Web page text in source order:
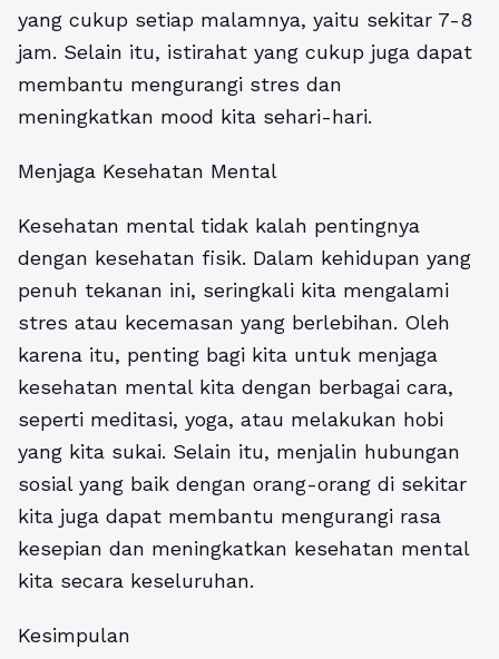
yang cukup setiap malamnya, yaitu sekitar 7-8
jam. Selain itu, istirahat yang cukup juga dapat
membantu mengurangi stres dan
meningkatkan mood kita sehari-hari.
Menjaga Kesehatan Mental
Kesehatan mental tidak kalah pentingnya
dengan kesehatan fisik. Dalam kehidupan yang
penuh tekanan ini, seringkali kita mengalami
stres atau kecemasan yang berlebihan. Oleh
karena itu, penting bagi kita untuk menjaga
kesehatan mental kita dengan berbagai cara,
seperti meditasi, yoga, atau melakukan hobi
yang kita sukai. Selain itu, menjalin hubungan
sosial yang baik dengan orang-orang di sekitar
kita juga dapat membantu mengurangi rasa
kesepian dan meningkatkan kesehatan mental
kita secara keseluruhan.
Kesimpulan